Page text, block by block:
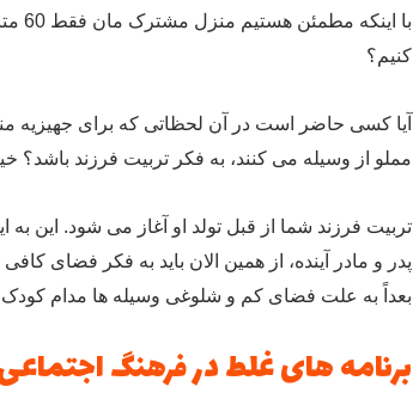
با
کنیم؟
آیا کسی حاضر است در آن لحظاتی که برای جهیزیه
مملو از وسیله می کنند، به فکر تربیت فرزند باشد؟
تربیت فرزند شما از قبل تولد او آغاز می شود. این
پدر و مادر آینده، از همین الان باید به فکر فضای
بعداً به علت فضای کم و شلوغی وسیله ها مدام کودک
برنامه های غلط در فرهنگ